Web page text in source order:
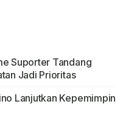
Suporter Tandang
Jadi Prioritas
Lanjutkan Kepemimpin